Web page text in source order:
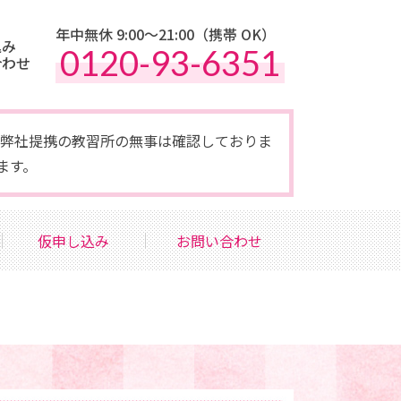
せ
年中無休 9:00〜21:00（携帯 OK）
0120-93-6351
社提携の教習所の無事は確認しておりま
。
仮申し込み お問い合わせ